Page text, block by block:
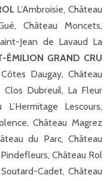
L’Ambroisie, Château
Château Moncets,
Jean de Lavaud La
ÉMILION GRAND CRU
Daugay, Château
Clos Dubreuil, La Fleur
Lescours,
Château Magrez
du Parc, Château
Château Rol
Cadet, Château